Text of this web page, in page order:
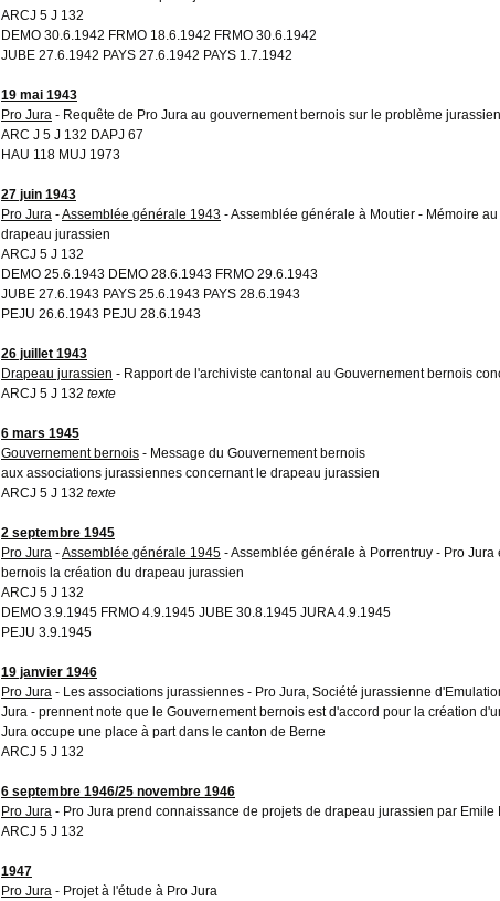
ARCJ 5 J 132
DEMO 30.6.1942 FRMO 18.6.1942 FRMO 30.6.1942
JUBE 27.6.1942 PAYS 27.6.1942 PAYS 1.7.1942
19 mai 1943
Pro Jura - Requête de Pro Jura au gouvernement bernois sur le problème
ARC J 5 J 132 DAPJ 67
HAU 118 MUJ 1973
27 juin 1943
Pro Jura -Assemblée générale 1943 - Assemblée générale à Moutier - Mémoire
drapeau jurassien
ARCJ 5 J 132
DEMO 25.6.1943 DEMO 28.6.1943 FRMO 29.6.1943
JUBE 27.6.1943 PAYS 25.6.1943 PAYS 28.6.1943
PEJU 26.6.1943 PEJU 28.6.1943
26 juillet 1943
Drapeau jurassien - Rapport de l'archiviste cantonal au Gouvernement bernois
ARCJ 5 J 132 texte
6 mars 1945
Gouvernement bernois - Message du Gouvernement bernois
aux associations jurassiennes concernant le drapeau jurassien
ARCJ 5 J 132 texte
2 septembre 1945
Pro Jura -Assemblée générale 1945 - Assemblée générale à Porrentruy - Pro
bernois la création du drapeau jurassien
ARCJ 5 J 132
DEMO 3.9.1945 FRMO 4.9.1945 JUBE 30.8.1945 JURA 4.9.1945
PEJU 3.9.1945
19 janvier 1946
Pro Jura - Les associations jurassiennes - Pro Jura, Société jurassienne
Jura - prennent note que le Gouvernement bernois est d'accord pour la création
Jura occupe une place à part dans le canton de Berne
ARCJ 5 J 132
6 septembre 1946/25 novembre 1946
Pro Jura - Pro Jura prend connaissance de projets de drapeau jurassien par Emile
ARCJ 5 J 132
1947
Pro Jura - Projet à l'étude à Pro Jura